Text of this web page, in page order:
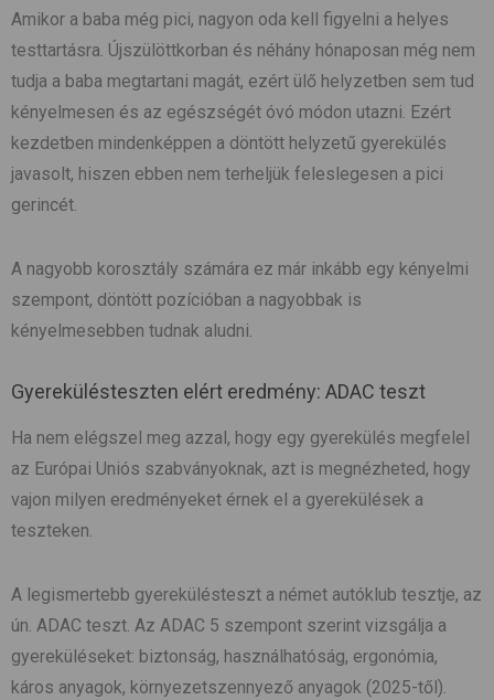
Amikor a baba még pici, nagyon oda kell figyelni a helyes
testtartásra. Újszülöttkorban és néhány hónaposan még nem
tudja a baba megtartani magát, ezért ülő helyzetben sem tud
kényelmesen és az egészségét óvó módon utazni. Ezért
kezdetben mindenképpen a döntött helyzetű gyerekülés
javasolt, hiszen ebben nem terheljük feleslegesen a pici
gerincét.
A nagyobb korosztály számára ez már inkább egy kényelmi
szempont, döntött pozícióban a nagyobbak is
kényelmesebben tudnak aludni.
Gyerekülésteszten elért eredmény: ADAC teszt
Ha nem elégszel meg azzal, hogy egy gyerekülés megfelel
az Európai Uniós szabványoknak, azt is megnézheted, hogy
vajon milyen eredményeket érnek el a gyerekülések a
teszteken.
A legismertebb gyerekülésteszt a német autóklub tesztje, az
ún. ADAC teszt. Az ADAC 5 szempont szerint vizsgálja a
gyereküléseket: biztonság, használhatóság, ergonómia,
káros anyagok, környezetszennyező anyagok (2025-től).